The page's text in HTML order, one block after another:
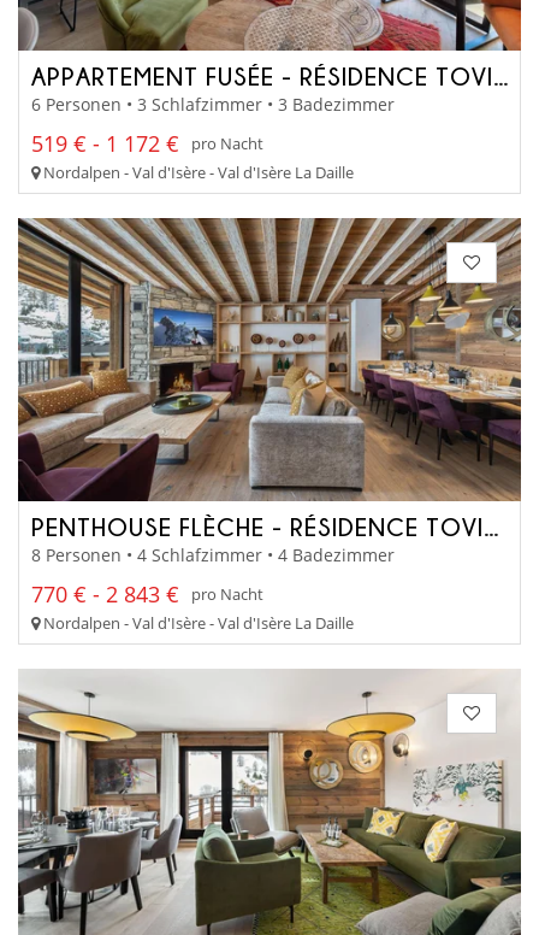
APPARTEMENT FUSÉE - RÉSIDENCE TOVIÈRE
6 Personen • 3 Schlafzimmer • 3 Badezimmer
519 € - 1 172 €
pro Nacht
Nordalpen - Val d'Isère - Val d'Isère La Daille
PENTHOUSE FLÈCHE - RÉSIDENCE TOVIÈRE
8 Personen • 4 Schlafzimmer • 4 Badezimmer
770 € - 2 843 €
pro Nacht
Nordalpen - Val d'Isère - Val d'Isère La Daille